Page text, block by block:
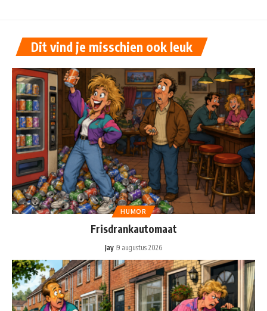
Dit vind je misschien ook leuk
HUMOR
Frisdrankautomaat
Jay 9 augustus 2026